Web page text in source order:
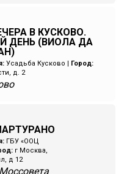
В КУСКОВО.
ДЕНЬ (ВИОЛА ДА
Усадьба Кусково
Город:
д. 2
ГБУ «ООЦ
г Москва,
д 12